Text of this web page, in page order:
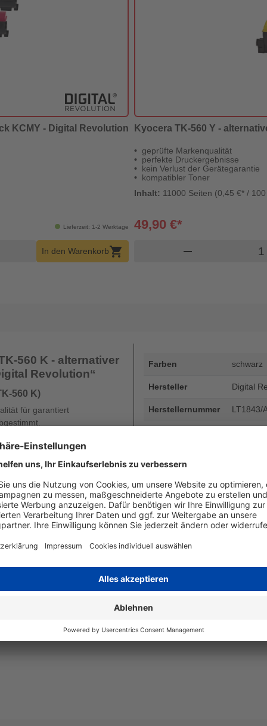
KCMY - Digital Revolution
Lieferzeit: 1-2 Werktage
MengeIn den Warenkorbshopping_cart
Kyocera TK-560 Y -
geprüfte Markenqualität
perfekte Druckergebnisse
kein Verlust der Gerätegarantie
kompatibler Toner
Inhalt: 11000 Seiten (0,45 €* /
49,90 €*
remove
560 K - alternativer
Revolution“
560 K)
für garantiert
Farben schwarz
Hersteller Digital
Herstellernummer LT1843/
bis zu
Beschreibung
Kyocera
Seiten -
Wiegand & Partner GmbH,
Deutschland, E-Mail: